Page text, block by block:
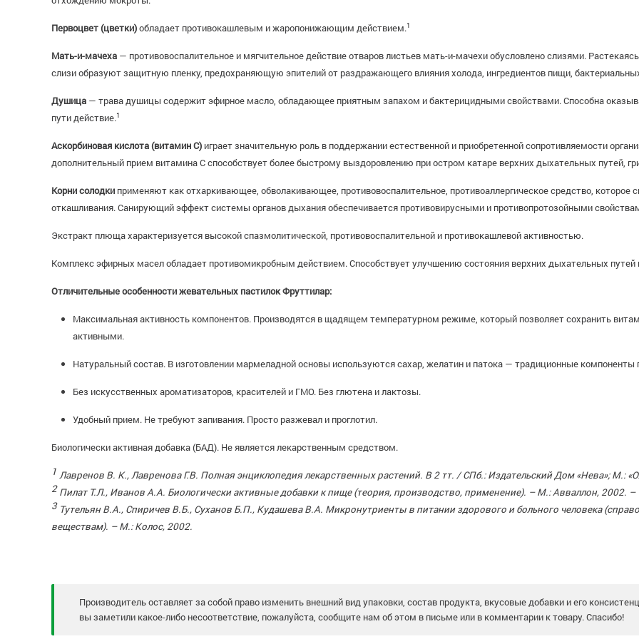
Первоцвет (цветки)обладает противокашлевым и жаропонижающим действием.1
Мать-и-мачеха — противовоспалительное и мягчительное действие отваров листьев мать-и-мачехи обусловлено слизями.
слизи образуют защитную пленку, предохраняющую эпителий от раздражающего влияния холода, ингредиентов пищи,
Душица — трава душицы содержит эфирное масло, обладающее приятным запахом и бактерицидными свойствами. Способна
пути действие.1
Аскорбиновая кислота (витамин С) играет значительную роль в поддержании естественной и приобретенной сопротивляемости
дополнительный прием витамина С способствует более быстрому выздоровлению при остром катаре верхних дыхательных путей,
Корни солодки применяют как отхаркивающее, обволакивающее, противовоспалительное, противоаллергическое средство,
откашливания. Санирующий эффект системы органов дыхания обеспечивается противовирусными и противопротозойными
Экстракт плюща характеризуется высокой спазмолитической, противовоспалительной и противокашлевой активностью.
Комплекс эфирных масел обладает противомикробным действием. Способствует улучшению состояния верхних дыхательных путей
Отличительные особенности жевательных пастилок Фруттилар:
Максимальная активность компонентов. Производятся в щадящем температурном режиме, который позволяет сохранить
активными.
Натуральный состав. В изготовлении мармеладной основы используются сахар, желатин и патока — традиционные
Без искусственных ароматизаторов, красителей и ГМО. Без глютена и лактозы.
Удобный прием. Не требуют запивания. Просто разжевал и проглотил.
Биологически активная добавка (БАД). Не является лекарственным средством.
1 Лавренов В. К., Лавренова Г.В. Полная энциклопедия лекарственных растений. В 2 тт. / СПб.: Издательский Дом «Нева»; М.:
2Пилат Т.Л., Иванов А.А. Биологически активные добавки к пище (теория, производство, применение). – М.: Авваллон, 2002. –
3 Тутельян В.А., Спиричев В.Б., Суханов Б.П., Кудашева В.А. Микронутриенты в питании здорового и больного человека
веществам). – М.: Колос, 2002.
Производитель оставляет за собой право изменить внешний вид упаковки, состав продукта, вкусовые добавки и его
вы заметили какое-либо несоответствие, пожалуйста, сообщите нам об этом в письме или в комментарии к товару. Спасибо!